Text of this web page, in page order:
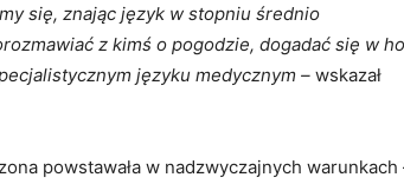
się, znając język w stopniu średnio
z kimś o pogodzie, dogadać się w
języku medycznym – wskazał
powstawała w nadzwyczajnych warunkach